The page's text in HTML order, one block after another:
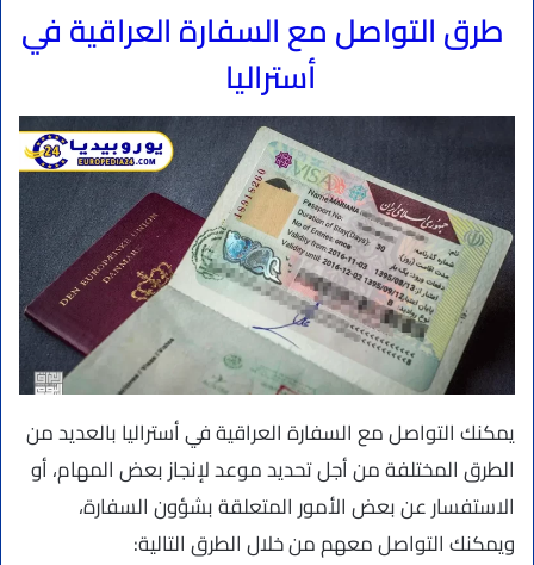
طرق التواصل مع السفارة العراقية في
أستراليا
يمكنك التواصل مع السفارة العراقية في أستراليا بالعديد من
الطرق المختلفة من أجل تحديد موعد لإنجاز بعض المهام، أو
الاستفسار عن بعض الأمور المتعلقة بشؤون السفارة،
ويمكنك التواصل معهم من خلال الطرق التالية: